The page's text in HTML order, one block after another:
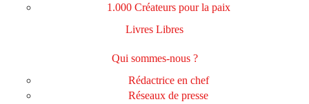
1.000 Créateurs pour la paix
Livres Libres
Qui sommes-nous ?
Rédactrice en chef
Réseaux de presse